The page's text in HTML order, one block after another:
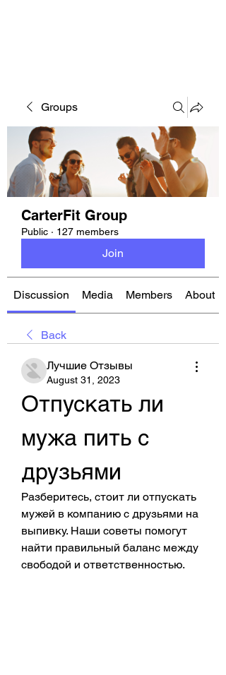
Groups
CarterFit Group
Public · 127 members
Join
Discussion Media Members About
Back
Лучшие Отзывы
August 31, 2023
Отпускать ли
мужа пить с
друзьями
Разберитесь, стоит ли отпускать
мужей в компанию с друзьями на
выпивку. Наши советы помогут
найти правильный баланс между
свободой и ответственностью.